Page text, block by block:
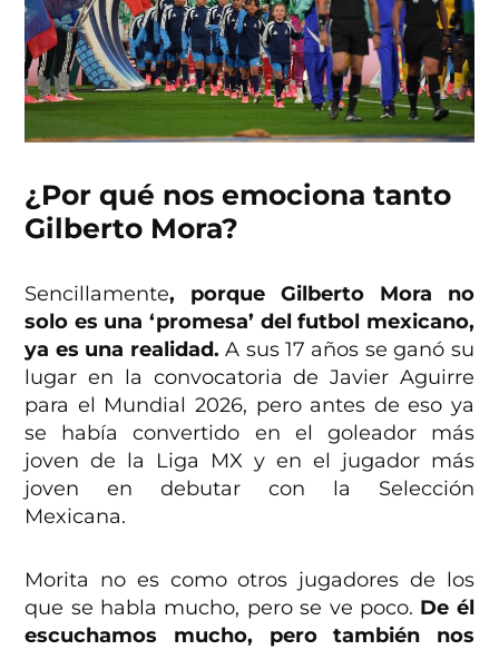
¿Por qué nos emociona tanto
Gilberto Mora?
Sencillamente, porque Gilberto Mora no
solo es una ‘promesa’ del futbol mexicano,
ya es una realidad. A sus 17 años se ganó su
lugar en la convocatoria de Javier Aguirre
para el Mundial 2026, pero antes de eso ya
se había convertido en el goleador más
joven de la Liga MX y en el jugador más
joven en debutar con la Selección
Mexicana.
Morita no es como otros jugadores de los
que se habla mucho, pero se ve poco. De él
escuchamos mucho, pero también nos